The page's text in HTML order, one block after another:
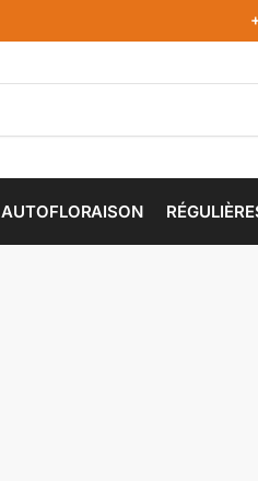
AUTOFLORAISON